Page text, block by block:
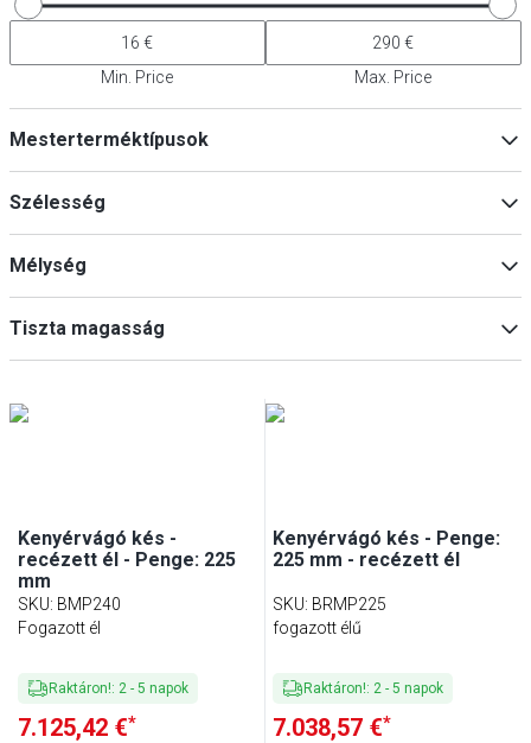
Min. Price Max. Price
Mesterterméktípusok
Ezüst(1)
Szélesség
Min
Mélység
Tiszta magasság
Kenyérvágó kés -
recézett él - Penge: 225
mm
SKU: BMP240
Fogazott él
Raktáron!: 2- 5 napok
7.125,42 €*
Kenyérvágó kés - Penge:
225 mm - recézett él
SKU: BRMP225
fogazott élű
Raktáron!: 2 -5 napok
7.038,57 €*